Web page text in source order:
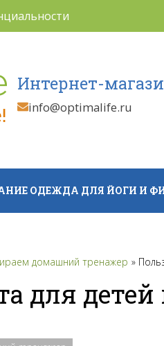
Интернет-
info@optimalife.ru
ОДЕЖДА ДЛЯ ЙОГИ И
домашний тренажер
для